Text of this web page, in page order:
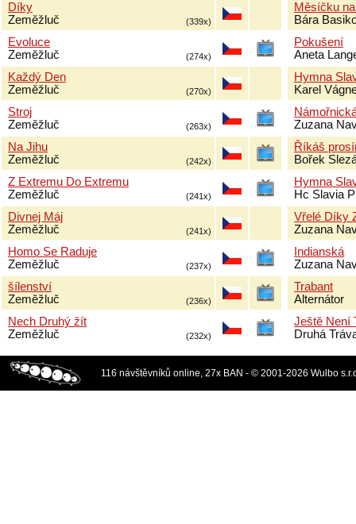
Díky
Zeměžluč
(339x)
Evoluce
Zeměžluč
(274x)
Každý Den
Zeměžluč
(270x)
Stroj
Zeměžluč
(263x)
Na Jihu
Zeměžluč
(242x)
Z Extremu Do Extremu
Zeměžluč
(241x)
Divnej Máj
Zeměžluč
(241x)
Homo Se Raduje
Zeměžluč
(237x)
šílenství
Zeměžluč
(236x)
Nech Druhý žít
Zeměžluč
(232x)
Měsíčku
Bára
Pokušení
Aneta
Hymna
Karel
Zuzana
Říkáš
Bořek
Hymna
Hc Slavia
Vřelé Díky
Zuzana
Indianská
Zuzana
Trabant
Alternátor
Ještě Není
Druhá
116 návštěvníků online, 27x BAN - © 2001-2026 Wulbo